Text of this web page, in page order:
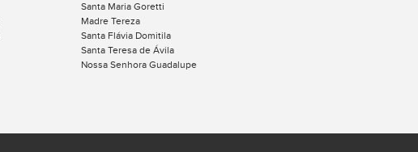
Santa Maria Goretti
Madre Tereza
Santa Flávia Domitila
Santa Teresa de Ávila
Nossa Senhora Guadalupe